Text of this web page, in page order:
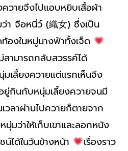
วายจึงไปแอบหยิบเสื้อผ้า
า จือหนี่ว์ (織女) ซึ่งเป็น
องในหมู่นางฟ้าทั้งเจ็ด
สามารถกลับสวรรค์ได้
เลี้ยงควายแต่แรกเห็นจึง
ยู่กินกับหนุ่มเลี้ยงควายจนมี
ลาผ่านไปควายก็ตายจาก
มว่าให้เก็บเขาและลอกหนัง
น์ได้ในวันข้างหน้า
เรื่องราว